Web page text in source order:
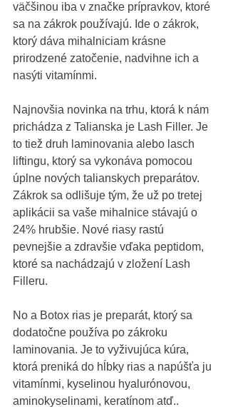
väčšinou iba v značke prípravkov, ktoré
sa na zákrok používajú. Ide o zákrok,
ktorý dáva mihalniciam krásne
prirodzené zatočenie, nadvihne ich a
nasýti vitamínmi.
Najnovšia novinka na trhu, ktorá k nám
prichádza z Talianska je Lash Filler. Je
to tiež druh laminovania alebo lasch
liftingu, ktorý sa vykonáva pomocou
úplne nových talianskych preparátov.
Zákrok sa odlišuje tým, že už po tretej
aplikácii sa vaše mihalnice stávajú o
24% hrubšie. Nové riasy rastú
pevnejšie a zdravšie vďaka peptidom,
ktoré sa nachádzajú v zložení Lash
Filleru.
No a Botox rias je preparát, ktorý sa
dodatočne používa po zákroku
laminovania. Je to vyživujúca kúra,
ktorá preniká do hĺbky rias a napúšťa ju
vitamínmi, kyselinou hyalurónovou,
aminokyselinami, keratínom atď..